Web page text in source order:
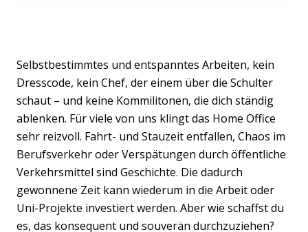
Selbstbestimmtes und entspanntes Arbeiten, kein
Dresscode, kein Chef, der einem über die Schulter
schaut – und keine Kommilitonen, die dich ständig
ablenken. Für viele von uns klingt das Home Office
sehr reizvoll. Fahrt- und Stauzeit entfallen, Chaos im
Berufsverkehr oder Verspätungen durch öffentliche
Verkehrsmittel sind Geschichte. Die dadurch
gewonnene Zeit kann wiederum in die Arbeit oder
Uni-Projekte investiert werden. Aber wie schaffst du
es, das konsequent und souverän durchzuziehen?